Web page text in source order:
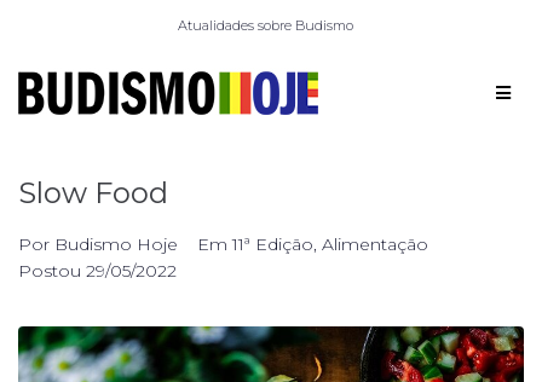
Atualidades sobre Budismo
Slow Food
Por Budismo Hoje Em11ª Edição, Alimentação
Postou 29/05/2022